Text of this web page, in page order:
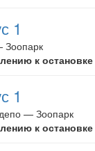
1
Зоопарк
к остановке
1
— Зоопарк
к остановке